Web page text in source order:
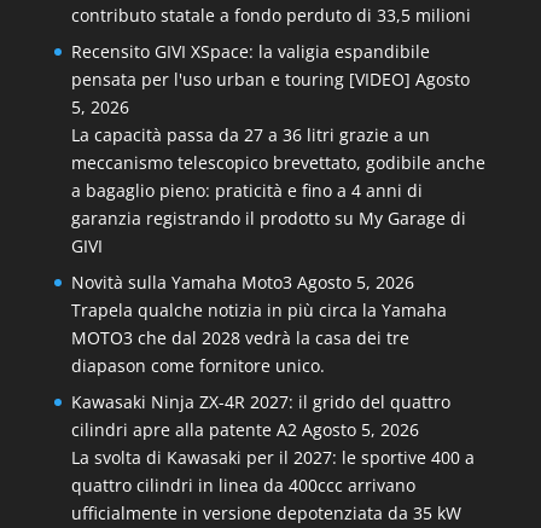
contributo statale a fondo perduto di 33,5 milioni
Recensito GIVI XSpace: la valigia espandibile
pensata per l'uso urban e touring [VIDEO] Agosto
5, 2026
La capacità passa da 27 a 36 litri grazie a un
meccanismo telescopico brevettato, godibile anche
a bagaglio pieno: praticità e fino a 4 anni di
garanzia registrando il prodotto su My Garage di
GIVI
Novità sulla Yamaha Moto3 Agosto 5, 2026
Trapela qualche notizia in più circa la Yamaha
MOTO3 che dal 2028 vedrà la casa dei tre
diapason come fornitore unico.
Kawasaki Ninja ZX-4R 2027: il grido del quattro
cilindri apre alla patente A2 Agosto 5, 2026
La svolta di Kawasaki per il 2027: le sportive 400 a
quattro cilindri in linea da 400ccc arrivano
ufficialmente in versione depotenziata da 35 kW